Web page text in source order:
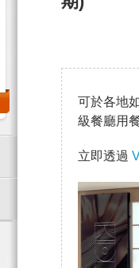
可於各地
級餐廳用
立即透過